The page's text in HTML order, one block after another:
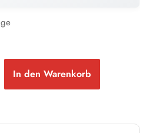
1 Anstrich
bis ca.31 m²
2 Anstriche
In den Warenkorb